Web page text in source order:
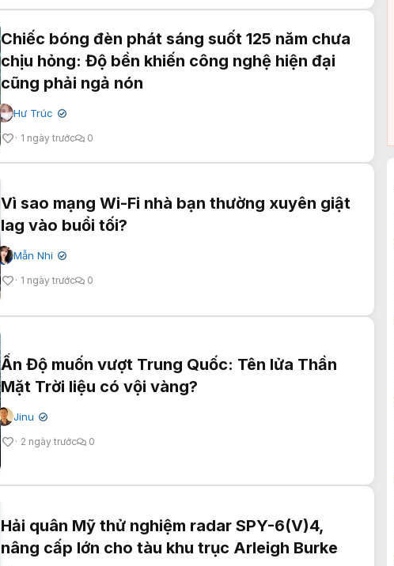
Chiếc bóng đèn phát sáng suốt 125 năm chưa
chịu hỏng: Độ bền khiến công nghệ hiện đại
cũng phải ngả nón
Hư Trúc ✔
1 ngày trước 0
Vì sao mạng Wi-Fi nhà bạn thường xuyên giật
lag vào buổi tối?
Mẫn Nhi ✔
1 ngày trước 0
Ấn Độ muốn vượt Trung Quốc: Tên lửa Thần
Mặt Trời liệu có vội vàng?
Jinu ✔
2 ngày trước 0
Hải quân Mỹ thử nghiệm radar SPY-6(V)4,
nâng cấp lớn cho tàu khu trục Arleigh Burke